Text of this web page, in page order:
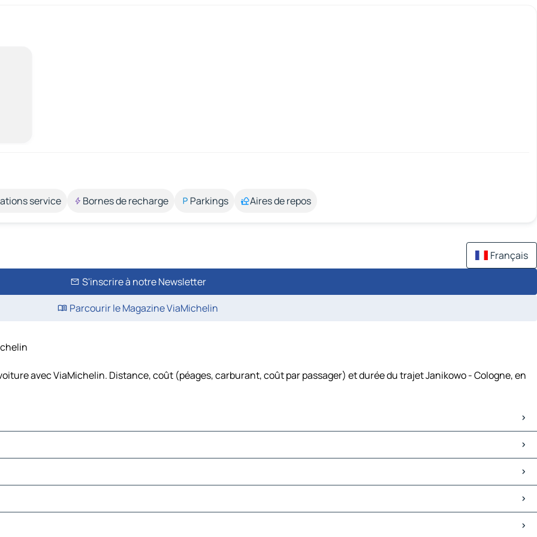
service Bornes de recharge Parkings Aires de repos
Français
S'inscrire à notre Newsletter
Parcourir le Magazine ViaMichelin
avec ViaMichelin. Distance, coût (péages, carburant, coût par passager) et durée du trajet Janikowo - Cologne, en